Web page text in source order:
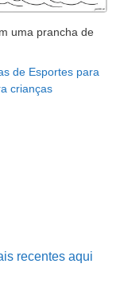
uma prancha de
de Esportes para
crianças
recentes aqui